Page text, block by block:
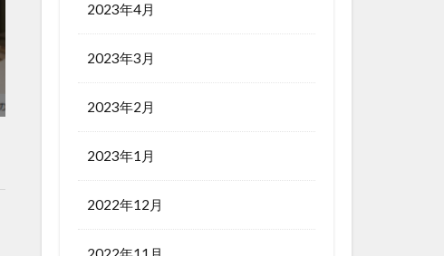
2023年4月
2023年3月
2023年2月
2023年1月
2022年12月